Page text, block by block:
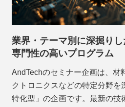
業界・テーマ別に深掘りし
専門性の高いプログラム
AndTechのセミナー企画は、材
クトロニクスなどの特定分野を
特化型」の企画です。最新の技